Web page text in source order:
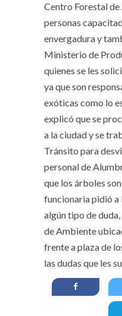
Centro Forestal
personas
envergadura y
Ministerio de
quienes se les
ya que son
exóticas como lo
explicó que se
a la ciudad y se
Tránsito para
personal de
que los árboles
funcionaria pidió a
algún tipo de
de Ambiente
frente a plaza de
las dudas que les